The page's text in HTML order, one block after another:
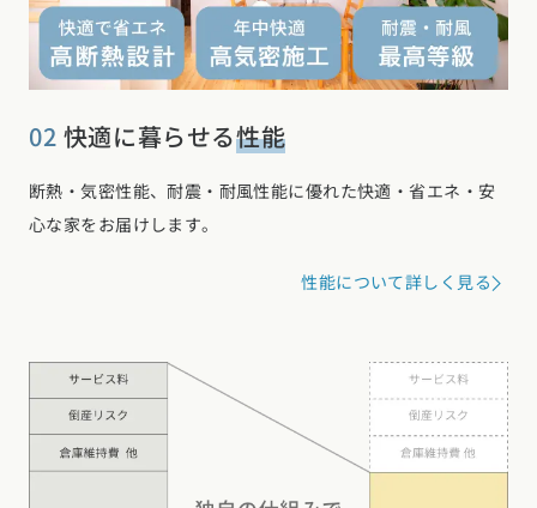
02 快適に暮らせる性能
断熱・気密性能、耐震・耐風性能に優れた快適・省エネ・安
心な家をお届けします。
性能について詳しく見る